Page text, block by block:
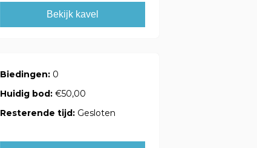
Bekijk kavel
Biedingen: 0
Huidig bod:€50,00
Resterende tijd: Gesloten